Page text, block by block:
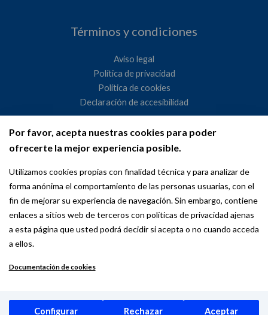
Por favor, acepta nuestras cookies para poder
ofrecerte la mejor experiencia posible.
Utilizamos cookies propias con finalidad técnica y para analizar de
forma anónima el comportamiento de las personas usuarias, con el
fin de mejorar su experiencia de navegación. Sin embargo, contiene
enlaces a sitios web de terceros con políticas de privacidad ajenas
a esta página que usted podrá decidir si acepta o no cuando acceda
a ellos.
Documentación de cookies
Configurar Rechazar Aceptar
Términos y condiciones
Aviso legal
Política de privacidad
Política de cookies
Declaración de accesibilidad
Ayuntamiento de Madrid
WeMadrid es un sitio web del Ayuntamiento de Madrid
dedicado a las relaciones institucionales y la actividad
internacional del Alcalde. ​
Madrid